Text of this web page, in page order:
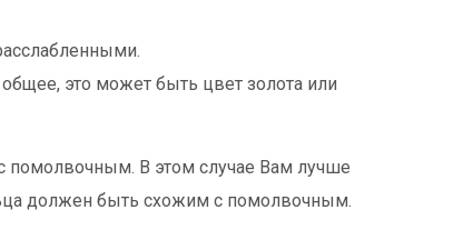
это может быть цвет золота или
помолвочным. В этом случае Вам лучше
должен быть схожим с помолвочным.